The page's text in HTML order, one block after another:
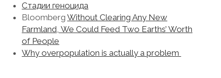
Стадии геноцида
BloombergWithout Clearing Any New
Farmland, We Could Feed Two Earths’ Worth
of People
Why overpopulation is actually a problem